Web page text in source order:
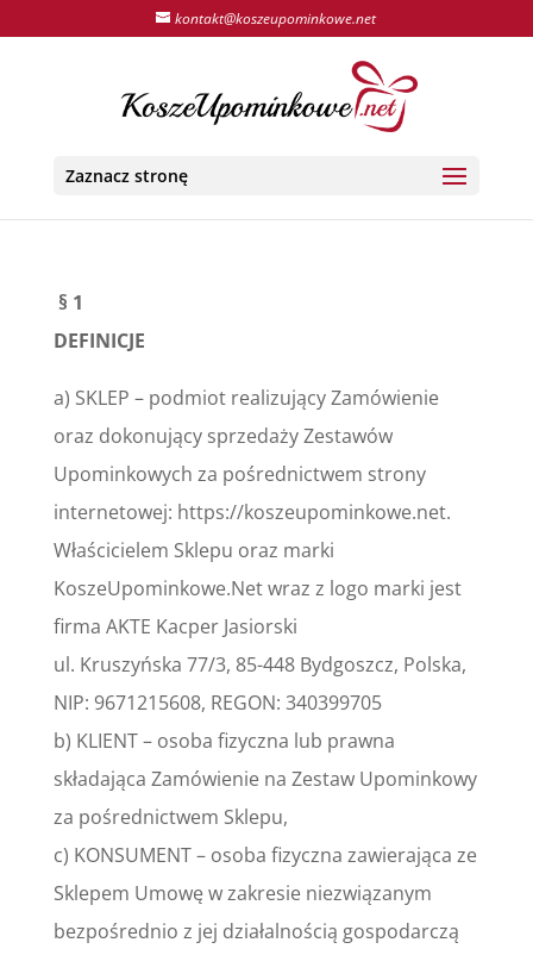
kontakt@koszeupominkowe.net
Zaznacz stronę
§ 1
DEFINICJE
a) SKLEP – podmiot realizujący Zamówienie
oraz dokonujący sprzedaży Zestawów
Upominkowych za pośrednictwem strony
internetowej: https://koszeupominkowe.net.
Właścicielem Sklepu oraz marki
KoszeUpominkowe.Net wraz z logo marki jest
firma AKTE Kacper Jasiorski
ul. Kruszyńska 77/3, 85-448 Bydgoszcz, Polska,
NIP: 9671215608, REGON: 340399705
b) KLIENT – osoba fizyczna lub prawna
składająca Zamówienie na Zestaw Upominkowy
za pośrednictwem Sklepu,
c) KONSUMENT – osoba fizyczna zawierająca ze
Sklepem Umowę w zakresie niezwiązanym
bezpośrednio z jej działalnością gospodarczą